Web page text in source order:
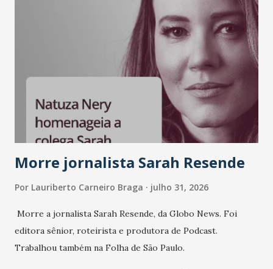
Morre jornalista Sarah Resende
Por Lauriberto Carneiro Braga julho 31, 2026
Morre a jornalista Sarah Resende, da Globo News. Foi
editora sênior, roteirista e produtora de Podcast.
Trabalhou também na Folha de São Paulo.